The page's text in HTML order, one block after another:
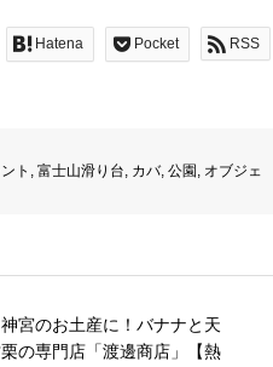
Hatena Pocket RSS
ト , 富士山滑り台, カバ, 公園, オブジェ
宮のお土産に！バナナと天
の専門店「渡邊商店」【熱